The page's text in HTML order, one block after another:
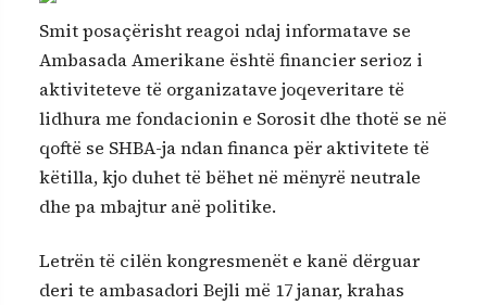
Smit posaçërisht reagoi ndaj informatave se
Ambasada Amerikane është financier serioz i
aktiviteteve të organizatave joqeveritare të
lidhura me fondacionin e Sorosit dhe thotë se në
qoftë se SHBA-ja ndan financa për aktivitete të
këtilla, kjo duhet të bëhet në mënyrë neutrale
dhe pa mbajtur anë politike.
Letrën të cilën kongresmenët e kanë dërguar
deri te ambasadori Bejli më 17 janar, krahas